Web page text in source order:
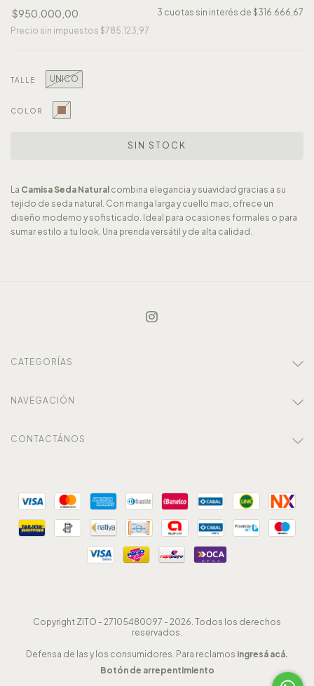
$950.000,00 3 cuotas sin interés de $316.666,67
Precio sin impuestos $785.123,97
TALLE UNICO
COLOR
La Camisa Seda Natural combina elegancia y suavidad gracias a su
tejido de seda natural. Con manga larga y cuello mao, ofrece un
diseño moderno y sofisticado. Ideal para ocasiones formales o para
sumar estilo a tu look. Una prenda versátil y de alta calidad.
CATEGORÍAS
NAVEGACIÓN
CONTACTÁNOS
Copyright ZITO - 27105480097 - 2026. Todos los derechos
reservados.
Defensa de las y los consumidores. Para reclamos ingresá acá.
Botón de arrepentimiento